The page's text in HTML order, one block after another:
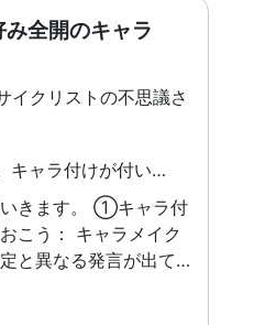
全開のキャラ
イクリストの不思議さ
……げふんげふん。キャラ付けが付いたオリジナルのAIカウンセラーを作りましょう(取り繕っても意味ないぞ) 気分調整に最近AIアプリを使う動きが広まっていますね。Kaienでも先日の昭和の日の祝日イベントで「自分だけのAIカウンセラーを作る」というワークショップが開かれましたが、おそらく私と同じように、「カウンセラーにキャラ付けする」ということをした方もいるかもしれません。そこで、先日まで行っていたキャラ付けに関して、私が得た知見についてお話しできればと思います。
。 ①キャラ付
こう： キャラメイク
と異なる発言が出てこ
とで相談に集中できる
成AI(ChatGPTや